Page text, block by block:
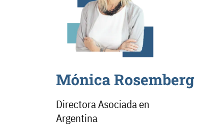
Mónica Rosemberg​
Directora Asociada en
Argentina